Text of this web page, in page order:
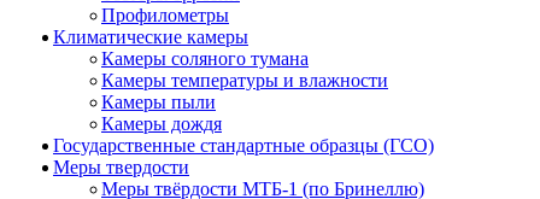
Профилометры
Климатические камеры
Камеры соляного тумана
Камеры температуры и влажности
Камеры пыли
Камеры дождя
Государственные стандартные образцы (ГСО)
Меры твердости
Меры твёрдости МТБ-1 (по Бринеллю)